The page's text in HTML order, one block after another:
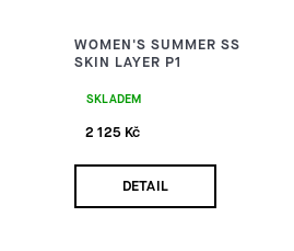
WOMEN'S SUMMER SS
SKIN LAYER P1
SKLADEM
2 125 Kč
DETAIL